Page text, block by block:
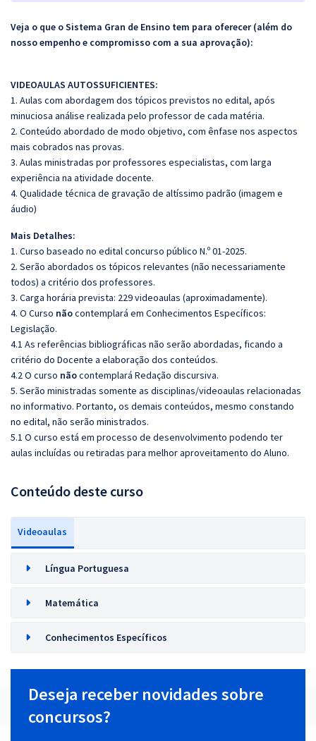
Veja o que o Sistema Gran de Ensino tem para oferecer (além do
nosso empenho e compromisso com a sua aprovação):
VIDEOAULAS AUTOSSUFICIENTES:
1. Aulas com abordagem dos tópicos previstos no edital, após
minuciosa análise realizada pelo professor de cada matéria.
2. Conteúdo abordado de modo objetivo, com ênfase nos aspectos
mais cobrados nas provas.
3. Aulas ministradas por professores especialistas, com larga
experiência na atividade docente.
4. Qualidade técnica de gravação de altíssimo padrão (imagem e
áudio)
Mais Detalhes:
1. Curso baseado no edital concurso público N.º 01-2025.
2. Serão abordados os tópicos relevantes (não necessariamente
todos) a critério dos professores.
3. Carga horária prevista: 229 videoaulas (aproximadamente).
4. O Curso nãocontemplará em Conhecimentos Específicos:
Legislação.
4.1 As referências bibliográficas não serão abordadas, ficando a
critério do Docente a elaboração dos conteúdos.
4.2 O curso nãocontemplará Redação discursiva.
5. Serão ministradas somente as disciplinas/videoaulas relacionadas
no informativo. Portanto, os demais conteúdos, mesmo constando
no edital, não serão ministrados.
5.1 O curso está em processo de desenvolvimento podendo ter
aulas incluídas ou retiradas para melhor aproveitamento do Aluno.
Conteúdo deste curso
Videoaulas
Língua Portuguesa
Matemática
Conhecimentos Específicos
Deseja receber novidades sobre
concursos?